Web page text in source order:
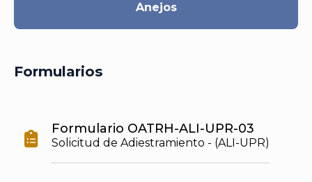
Anejos
Formularios

Formulario OATRH-ALI-UPR-03
Solicitud de Adiestramiento - (ALI-UPR)